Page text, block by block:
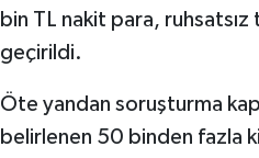
bin TL nakit para,
geçirildi.
Öte yandan soruşturma
belirlenen 50 binden fazla